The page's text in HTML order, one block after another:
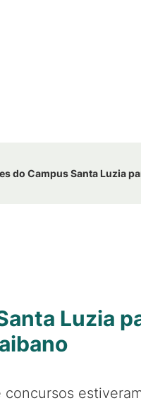
do Campus Santa Luzia
Luzia